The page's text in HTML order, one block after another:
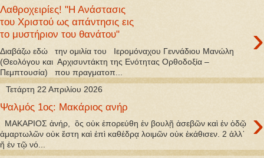
Λαθροχειρίες! "Η Ανάστασις
του Χριστού ως απάντησις εις
το μυστήριον του θανάτου"
›
Διαβάζω εδώ την ομιλία του Ιερομόναχου Γεννάδιου Μανώλη
(Θεολόγου και Αρχισυντάκτη της Ενότητας Ορθοδοξία –
Πεμπτουσία) που πραγματοπ...
Τετάρτη 22 Απριλίου 2026
Ψαλμός 1ος: Μακάριος ανήρ ›
ΜΑΚΑΡΙΟΣ ἀνήρ, ὃς οὐκ ἐπορεύθη ἐν βουλῇ ἀσεβῶν καὶ ἐν ὁδῷ
ἁμαρτωλῶν οὐκ ἔστη καὶ ἐπὶ καθέδρᾳ λοιμῶν οὐκ ἐκάθισεν. 2 ἀλλ᾿
ἤ ἐν τῷ νό...